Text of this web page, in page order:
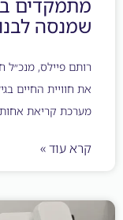
בהווה-
לבנות את
מנכ״ל חברת
החיים בגיל
קריאת אחות